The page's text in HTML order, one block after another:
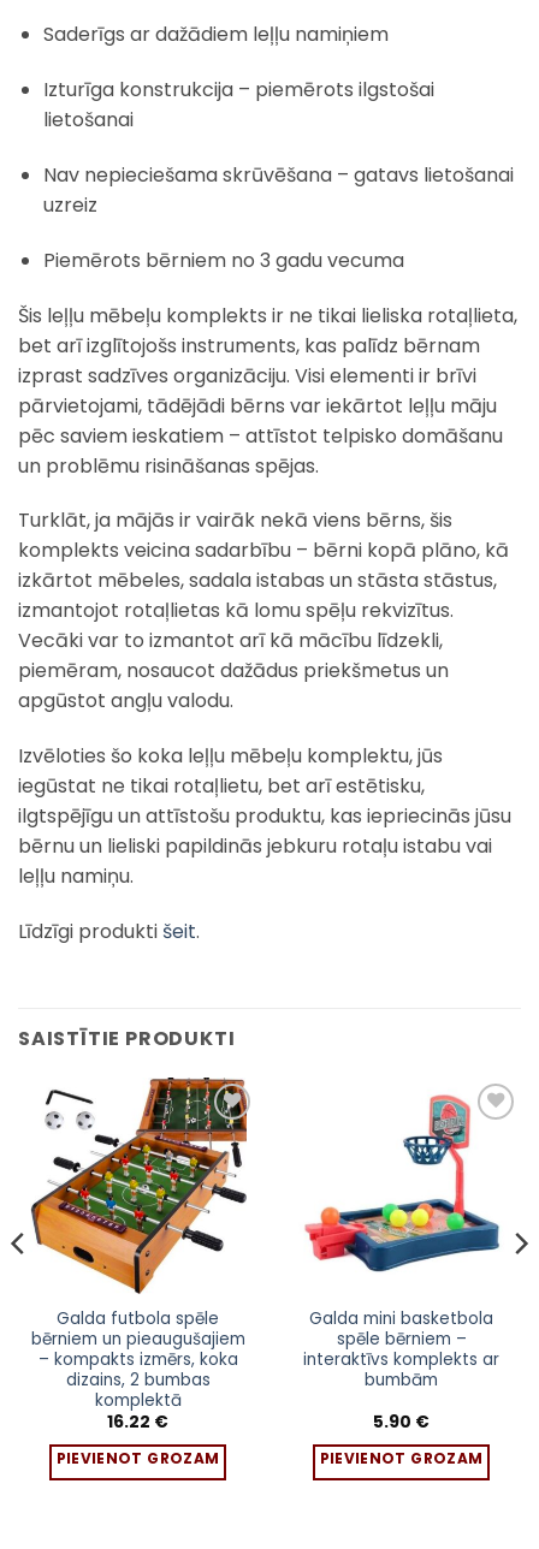
Saderīgs ar dažādiem leļļu namiņiem
Izturīga konstrukcija – piemērots ilgstošai
lietošanai
Nav nepieciešama skrūvēšana – gatavs lietošanai
uzreiz
Piemērots bērniem no 3 gadu vecuma
Šis leļļu mēbeļu komplekts ir ne tikai lieliska rotaļlieta,
bet arī izglītojošs instruments, kas palīdz bērnam
izprast sadzīves organizāciju. Visi elementi ir brīvi
pārvietojami, tādējādi bērns var iekārtot leļļu māju
pēc saviem ieskatiem – attīstot telpisko domāšanu
un problēmu risināšanas spējas.
Turklāt, ja mājās ir vairāk nekā viens bērns, šis
komplekts veicina sadarbību – bērni kopā plāno, kā
izkārtot mēbeles, sadala istabas un stāsta stāstus,
izmantojot rotaļlietas kā lomu spēļu rekvizītus.
Vecāki var to izmantot arī kā mācību līdzekli,
piemēram, nosaucot dažādus priekšmetus un
apgūstot angļu valodu.
Izvēloties šo koka leļļu mēbeļu komplektu, jūs
iegūstat ne tikai rotaļlietu, bet arī estētisku,
ilgtspējīgu un attīstošu produktu, kas iepriecinās jūsu
bērnu un lieliski papildinās jebkuru rotaļu istabu vai
leļļu namiņu.
Līdzīgi produkti šeit.
SAISTĪTIE PRODUKTI
Pievienot
sarakstam
Galda futbola spēle
bērniem un pieaugušajiem
– kompakts izmērs, koka
dizains, 2 bumbas
komplektā
16.22 €
PIEVIENOT GROZAM
Pievienot
sarakstam
Galda mini basketbola
spēle bērniem –
interaktīvs komplekts ar
bumbām
5.90 €
PIEVIENOT GROZAM